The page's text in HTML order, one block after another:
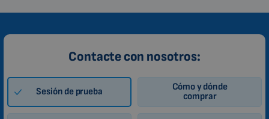
Contacte con nosotros:
Sesión de prueba
Cómo y dónde
comprar